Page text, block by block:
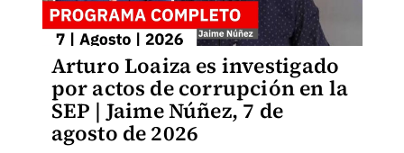
Arturo Loaiza es investigado
por actos de corrupción en la
SEP | Jaime Núñez, 7 de
agosto de 2026